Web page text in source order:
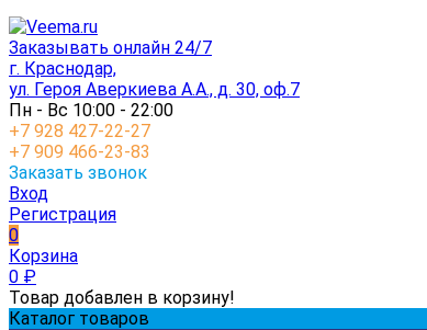
Заказывать онлайн 24/7
г. Краснодар,
ул. Героя Аверкиева А.А., д. 30, оф.7
Пн - Вс 10:00 - 22:00
+7 928 427-22-27
+7 909 466-23-83
Заказать звонок
Вход
Регистрация
0
Корзина
0 ₽
Товар добавлен в корзину!
Каталог товаров